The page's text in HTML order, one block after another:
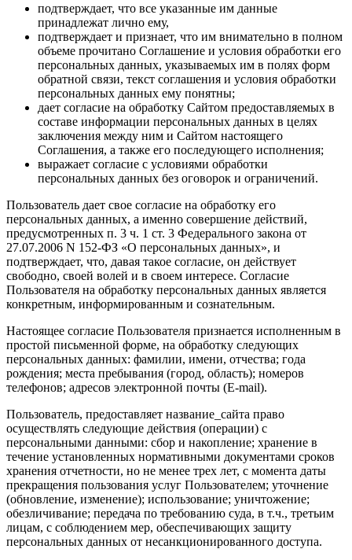
подтверждает, что все указанные им данные
принадлежат лично ему,
подтверждает и признает, что им внимательно в полном
объеме прочитано Соглашение и условия обработки его
персональных данных, указываемых им в полях форм
обратной связи, текст соглашения и условия обработки
персональных данных ему понятны;
дает согласие на обработку Сайтом предоставляемых в
составе информации персональных данных в целях
заключения между ним и Сайтом настоящего
Соглашения, а также его последующего исполнения;
выражает согласие с условиями обработки
персональных данных без оговорок и ограничений.
Пользователь дает свое согласие на обработку его
персональных данных, а именно совершение действий,
предусмотренных п. 3 ч. 1 ст. 3 Федерального закона от
27.07.2006 N 152-ФЗ «О персональных данных», и
подтверждает, что, давая такое согласие, он действует
свободно, своей волей и в своем интересе. Согласие
Пользователя на обработку персональных данных является
конкретным, информированным и сознательным.
Настоящее согласие Пользователя признается исполненным в
простой письменной форме, на обработку следующих
персональных данных: фамилии, имени, отчества; года
рождения; места пребывания (город, область); номеров
телефонов; адресов электронной почты (E-mail).
Пользователь, предоставляет название_сайта право
осуществлять следующие действия (операции) с
персональными данными: сбор и накопление; хранение в
течение установленных нормативными документами сроков
хранения отчетности, но не менее трех лет, с момента даты
прекращения пользования услуг Пользователем; уточнение
(обновление, изменение); использование; уничтожение;
обезличивание; передача по требованию суда, в т.ч., третьим
лицам, с соблюдением мер, обеспечивающих защиту
персональных данных от несанкционированного доступа.